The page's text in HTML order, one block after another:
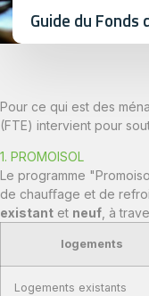
Guide du
Pour ce qui est des
(FTE) intervient pour
1. PROMOISOL
Le programme
de chauﬀage et de
existant et neuf , à
logements
Logements existants